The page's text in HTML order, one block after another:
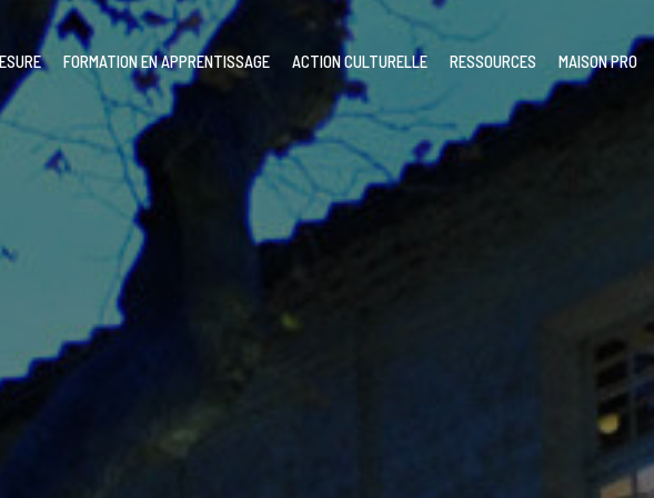
FORMATION EN APPRENTISSAGE ACTION CULTURELLE RESSOURCES MAISON PRO